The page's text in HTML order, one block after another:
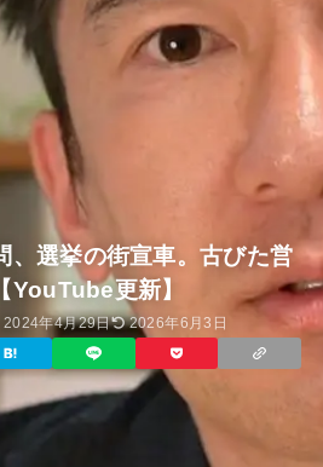
、選挙の街宣車。古びた営
YouTube更新】
2024年4月29日 2026年6月3日